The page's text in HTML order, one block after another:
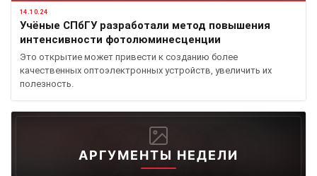
14.10.24
Учёные СПбГУ разработали метод повышения
интенсивности фотолюминесценции
Это открытие может привести к созданию более
качественных оптоэлектронных устройств, увеличить их
полезность.
АРГУМЕНТЫ НЕДЕЛИ